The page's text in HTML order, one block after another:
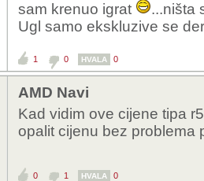
sam krenuo igrat
...ništa
Ugl samo ekskluzive se
1 0 HVALA 0
AMD Navi
Kad vidim ove cijene tipa
opalit cijenu bez problema
0 1 HVALA 0